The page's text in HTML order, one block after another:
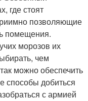
где стоят
позволяющие
помещения.
морозов их
чем
можно обеспечить
способы добиться
с армией